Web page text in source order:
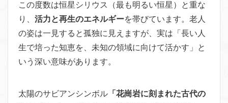
この度数は恒星シリウス（最も明るい恒星）と重な
り、 活力と再生のエネルギーを帯びています。老人
の姿は一見すると孤独に見えますが、実は「長い人
生で培った知恵を、未知の領域に向けて活かす」と
いう深い意味があります。
太陽のサビアンシンボル 「花崗岩に刻まれた古代の